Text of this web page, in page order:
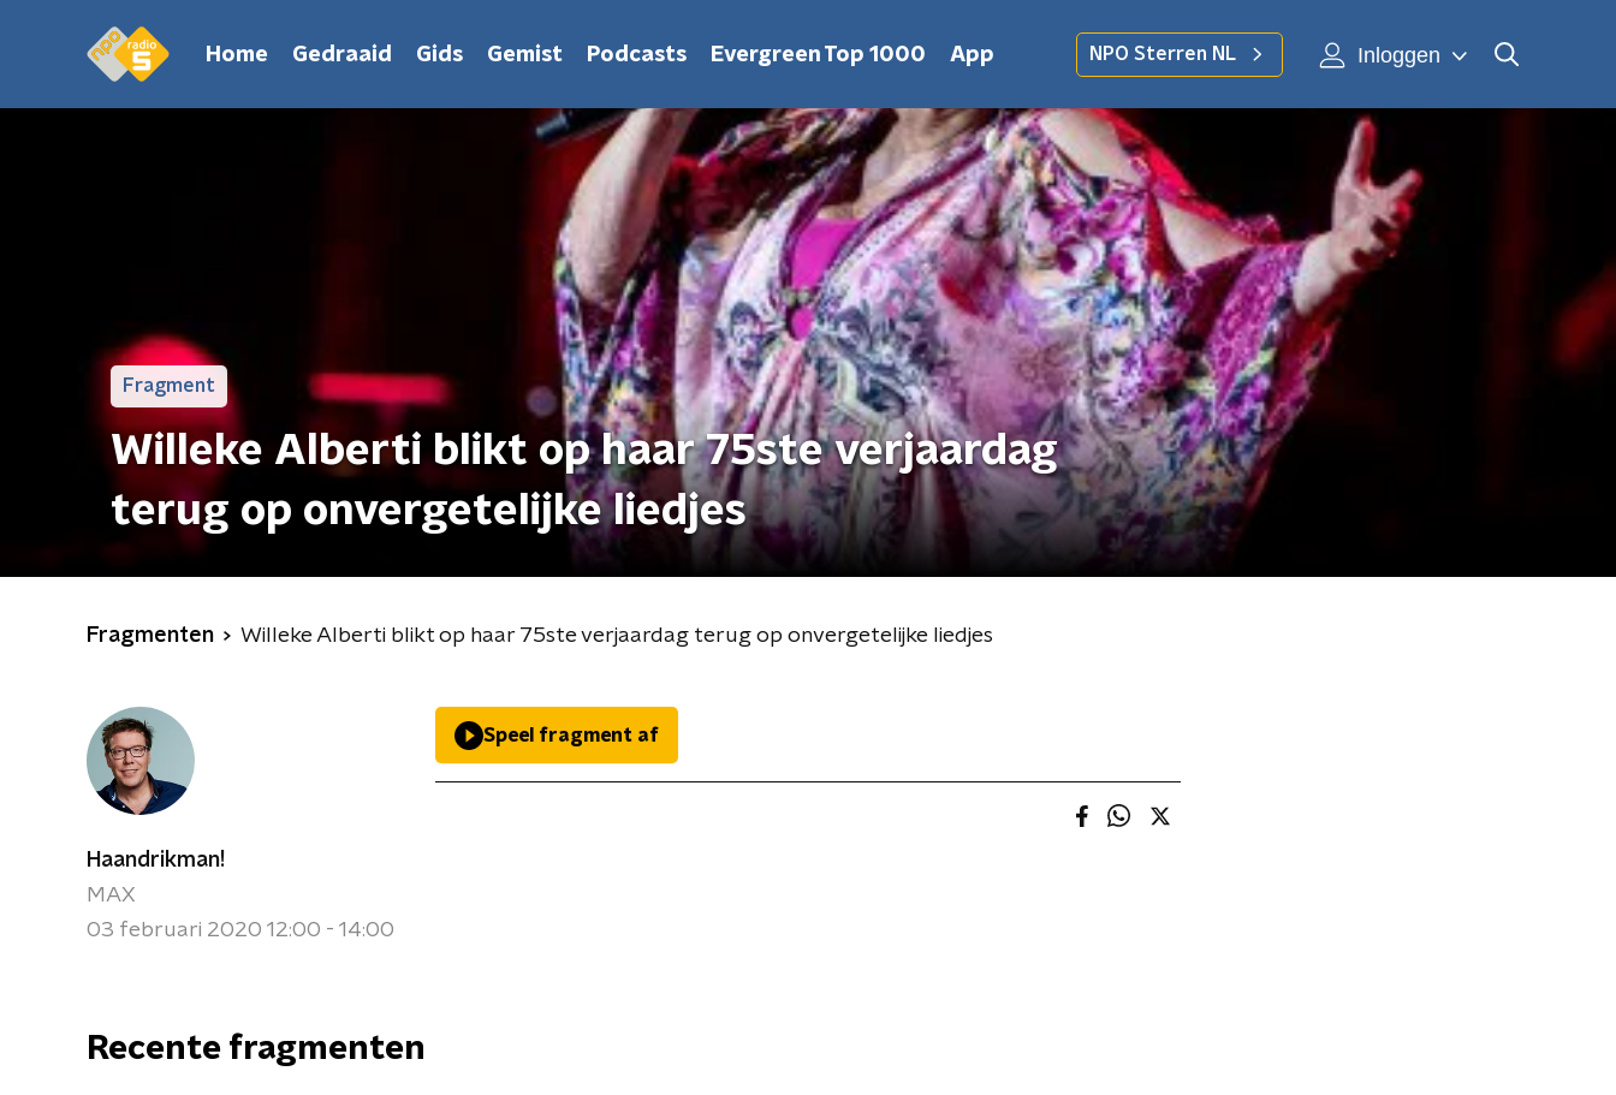
Home Gedraaid Gids Gemist Podcasts Evergreen Top 1000 App NPO Sterren NL Inloggen
Fragment
Willeke Alberti blikt op haar 75ste verjaardag
terug op onvergetelijke liedjes
Fragmenten Willeke Alberti blikt op haar 75ste verjaardag terug op onvergetelijke liedjes
Haandrikman!
MAX
03 februari 2020 12:00 - 14:00
Speel fragment af
Recente fragmenten